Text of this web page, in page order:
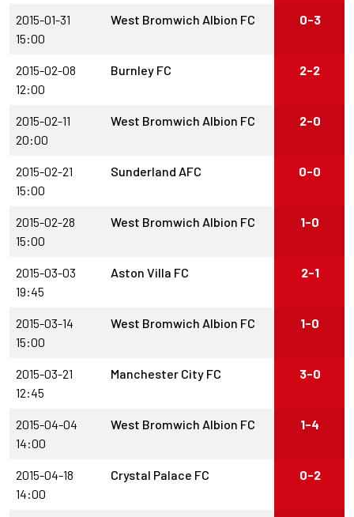
2015-01-31
15:00
West Bromwich Albion FC 0-3
2015-02-08
12:00
Burnley FC 2-2
2015-02-11
20:00
West Bromwich Albion FC 2-0
2015-02-21
15:00
Sunderland AFC 0-0
2015-02-28
15:00
West Bromwich Albion FC 1-0
2015-03-03
19:45
Aston Villa FC 2-1
2015-03-14
15:00
West Bromwich Albion FC 1-0
2015-03-21
12:45
Manchester City FC 3-0
2015-04-04
14:00
West Bromwich Albion FC 1-4
2015-04-18
14:00
Crystal Palace FC 0-2